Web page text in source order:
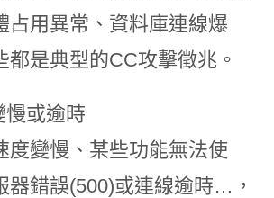
占用異常、資料庫連線爆
是典型的CC攻擊徵兆。
慢或逾時
度變慢、某些功能無法使
器錯誤(500)或連線逾時…，